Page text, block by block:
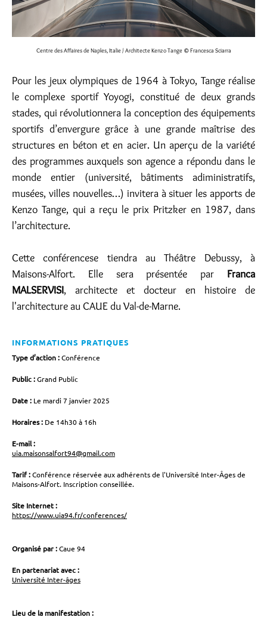
Centre des Affaires de Naples, Italie / Architecte Kenzo Tange © Francesca Sciarra
Pour les jeux olympiques de 1964 à Tokyo, Tange réalise
le complexe sportif Yoyogi, constitué de deux grands
stades, qui révolutionnera la conception des équipements
sportifs d’envergure grâce à une grande maîtrise des
structures en béton et en acier. Un aperçu de la variété
des programmes auxquels son agence a répondu dans le
monde entier (université, bâtiments adiministratifs,
musées, villes nouvelles…) invitera à situer les apports de
Kenzo Tange, qui a reçu le prix Pritzker en 1987, dans
l’architecture.
Cette conférencese tiendra au Théâtre Debussy, à
Maisons-Alfort. Elle sera présentée par Franca
MALSERVISI, architecte et docteur en histoire de
l'architecture au CAUE du Val-de-Marne.
INFORMATIONS PRATIQUES
Type d’action :Conférence
Public :Grand Public
Date : Le mardi 7 janvier 2025
Horaires : De 14h30 à 16h
E-mail :
uia.maisonsalfort94@gmail.com
Tarif :Conférence réservée aux adhérents de l'Université Inter-Âges de
Maisons-Alfort. Inscription conseillée.
Site Internet :
https://www.uia94.fr/conferences/
Organisé par :Caue 94
En partenariat avec :
Université Inter-âges
Lieu de la manifestation :